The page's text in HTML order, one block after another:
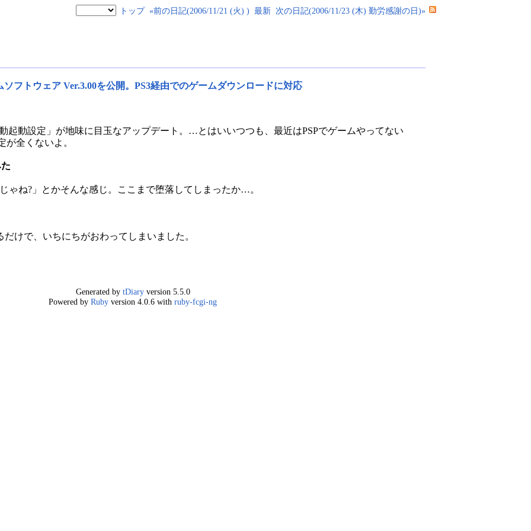
トップ «前の日記(2006/11/21 (火) ) 最新 次の日記(2006/11/23 (木) 勤労感謝の日)»
ソフトウェア Ver.3.00を公開。PS3経由でのゲームダウンロードに対応
起動設定」が地味に目玉なアップデート。…とはいいつつも、最近はPSPでゲームやってない
が全くないよ。
ゃね?」とかそんな感じ。ここまで堕落してしまったか…。
けで、いちにちがおわってしまいました。
Generated by tDiaryversion 5.5.0
Powered by Ruby version 4.0.6 with ruby-fcgi-ng